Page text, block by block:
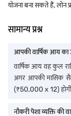
योजना बना सकते हैं, लोन
सामान्य प्रश्न
आपकी वार्षिक आय का
वार्षिक आय वह कुल
अगर आपकी मासिक
(₹50,000 x 12)
नौकरी पेशा व्यक्ति की